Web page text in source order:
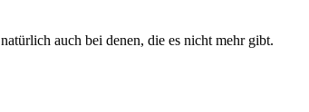
auch bei denen, die es nicht mehr gibt.